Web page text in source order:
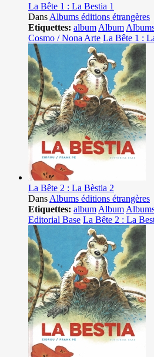
La Bête 1 : La Bestia 1
Dans Albums éditions étrangères
Etiquettes: album Album
Cosmo / Nona Arte La Bête 1 :
La Bête 2 : La Bèstia 2
Dans Albums éditions étrangères
Etiquettes: album Album
Editorial Base La Bête 2 : La